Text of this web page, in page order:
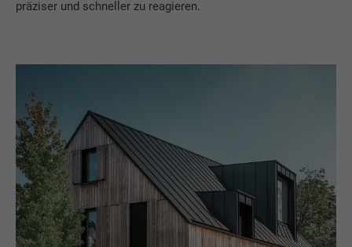
präziser und schneller zu reagieren.